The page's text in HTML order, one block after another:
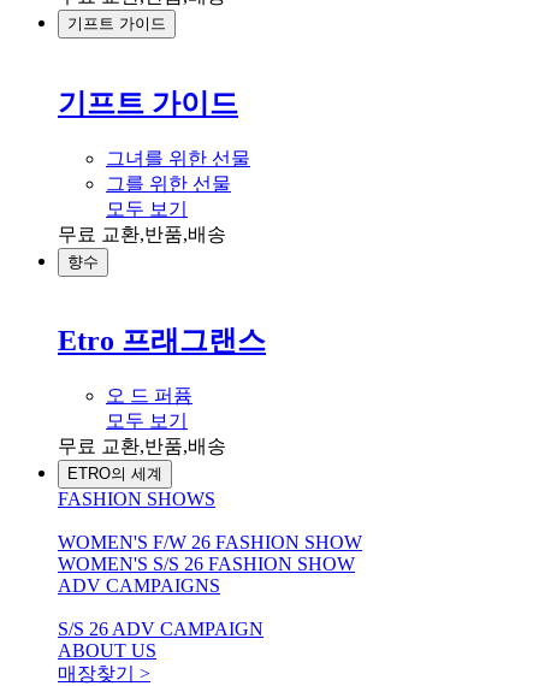
기프트 가이드
기프트 가이드
그녀를 위한 선물
그를 위한 선물
모두 보기
무료 교환,반품,배송
향수
Etro 프래그랜스
오 드 퍼퓸
모두 보기
무료 교환,반품,배송
ETRO의 세계
FASHION SHOWS
WOMEN'S F/W 26 FASHION SHOW
WOMEN'S S/S 26 FASHION SHOW
ADV CAMPAIGNS
S/S 26 ADV CAMPAIGN
ABOUT US
매장찾기 >